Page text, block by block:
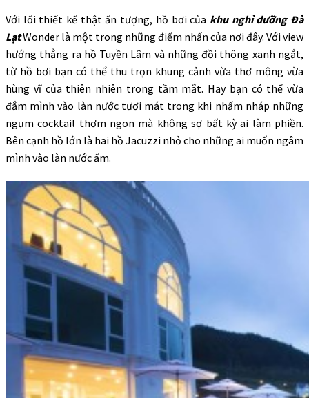
Với lối thiết kế thật ấn tượng, hồ bơi của khu nghỉ dưỡng Đà
LạtWonder là một trong những điểm nhấn của nơi đây. Với view
hướng thẳng ra hồ Tuyền Lâm và những đồi thông xanh ngắt,
từ hồ bơi bạn có thể thu trọn khung cảnh vừa thơ mộng vừa
hùng vĩ của thiên nhiên trong tầm mắt. Hay bạn có thể vừa
đắm mình vào làn nước tươi mát trong khi nhấm nháp những
ngụm cocktail thơm ngon mà không sợ bất kỳ ai làm phiền.
Bên cạnh hồ lớn là hai hồ Jacuzzi nhỏ cho những ai muốn ngâm
mình vào làn nước ấm.